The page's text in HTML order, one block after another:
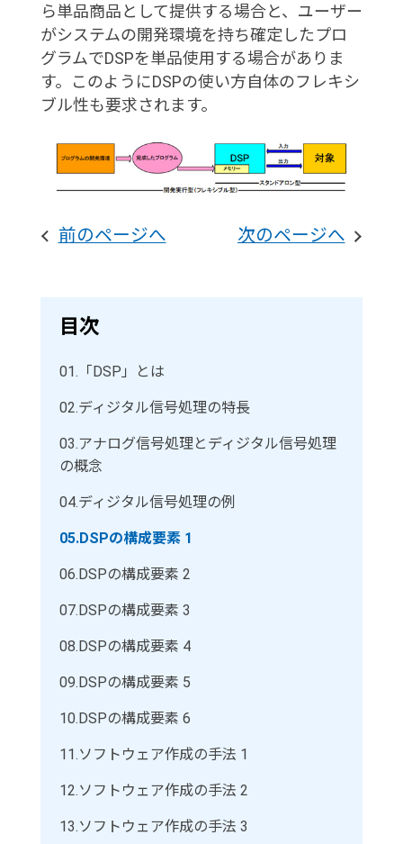
ら単品商品として提供する場合と、ユーザー
がシステムの開発環境を持ち確定したプロ
グラムでDSPを単品使用する場合がありま
す。このようにDSPの使い方自体のフレキシ
ブル性も要求されます。
前のページへ 次のページへ
目次
01. 「DSP」とは
02.ディジタル信号処理の特長
03.アナログ信号処理とディジタル信号処理
の概念
04.ディジタル信号処理の例
05.DSPの構成要素 1
06. DSPの構成要素 2
07. DSPの構成要素 3
08. DSPの構成要素 4
09. DSPの構成要素 5
10. DSPの構成要素 6
11.ソフトウェア作成の手法 1
12.ソフトウェア作成の手法 2
13.ソフトウェア作成の手法 3